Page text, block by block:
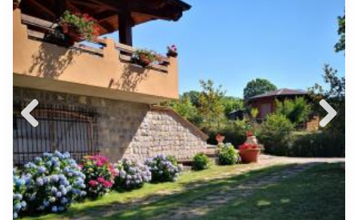
Previ
ous
Next